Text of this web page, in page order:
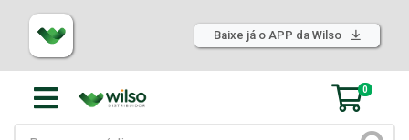
Baixe já o APP da Wilso
0